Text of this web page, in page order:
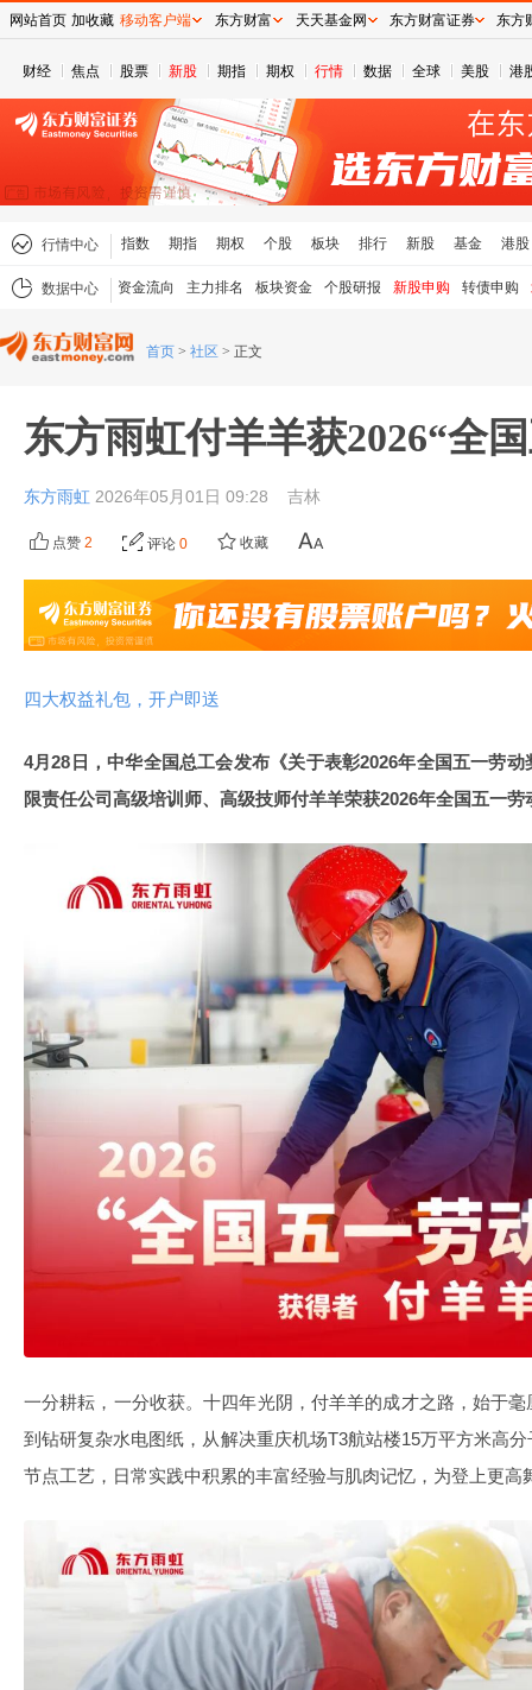
财经 焦点 股票 新股 期指 期权 行情 数据 全球 美股 港
行情中心 指数 期指 期权 个股 板块 排行 新股 基金 港股
数据中心 资金流向 主力排名 板块资金 个股研报 新股申购 转债申购
首页 > 社区 > 正文
东方雨虹付羊羊获2026“全
东方雨虹 2026年05月01日 09:28 吉林
点赞 2 评论 0 收藏
四大权益礼包，开户即送
4月28日，中华全国总工会发布《关于表彰2026年全国五一劳
限责任公司高级培训师、高级技师付羊羊荣获2026年全国五一劳
一分耕耘，一分收获。十四年光阴，付羊羊的成才之路，始于
到钻研复杂水电图纸，从解决重庆机场T3航站楼15万平方米高
节点工艺，日常实践中积累的丰富经验与肌肉记忆，为登上更高
网站首页 加收藏 移动客户端 东方财富 天天基金网 东方财富证券 东方